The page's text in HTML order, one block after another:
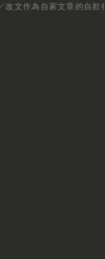
改文作為自家文章的自欺